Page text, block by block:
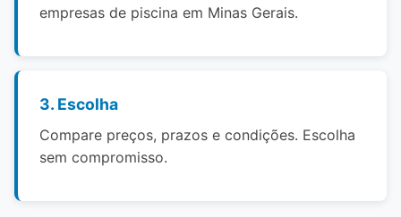
empresas de piscina em Minas Gerais.
3. Escolha
Compare preços, prazos e condições. Escolha
sem compromisso.